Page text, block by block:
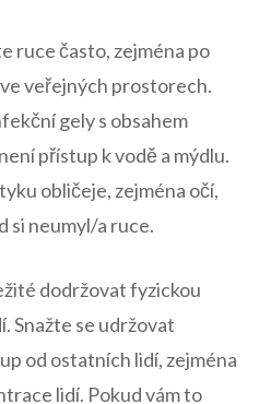
ruce často, zejména po
veřejných prostorech.
gely s obsahem
přístup k ‍vodě a mýdlu.
obličeje, zejména očí,
si neumyl/a ruce.
dodržovat⁤ fyzickou
Snažte se udržovat
od ostatních lidí, zejména
lidí. Pokud vám to